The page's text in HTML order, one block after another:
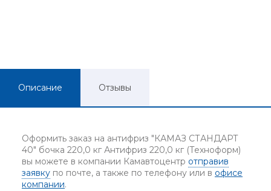
Описание Отзывы
Оформить заказ на антифриз "КАМАЗ СТАНДАРТ
40" бочка 220,0 кг Антифриз 220,0 кг (Техноформ)
вы можете в компании Камавтоцентр отправив
заявку по почте, а также по телефону или в офисе
компании.